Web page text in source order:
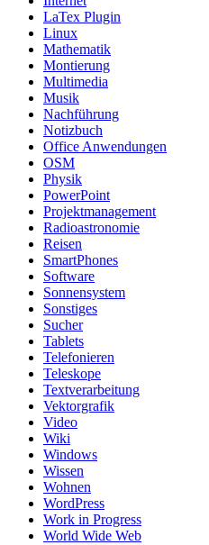
LaTex Plugin
Linux
Mathematik
Montierung
Multimedia
Musik
Nachführung
Notizbuch
Office Anwendungen
OSM
Physik
PowerPoint
Projektmanagement
Radioastronomie
Reisen
SmartPhones
Software
Sonnensystem
Sonstiges
Sucher
Tablets
Telefonieren
Teleskope
Textverarbeitung
Vektorgrafik
Video
Wiki
Windows
Wissen
Wohnen
WordPress
Work in Progress
World Wide Web